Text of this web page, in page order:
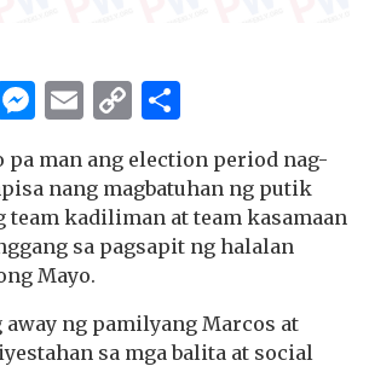
Messenger
Email
Copy
Link
pa man ang election period nag-
nang magbatuhan ng putik
team kadiliman at team kasamaan
sa pagsapit ng halalan
Mayo.
ng pamilyang Marcos at
sa mga balita at social